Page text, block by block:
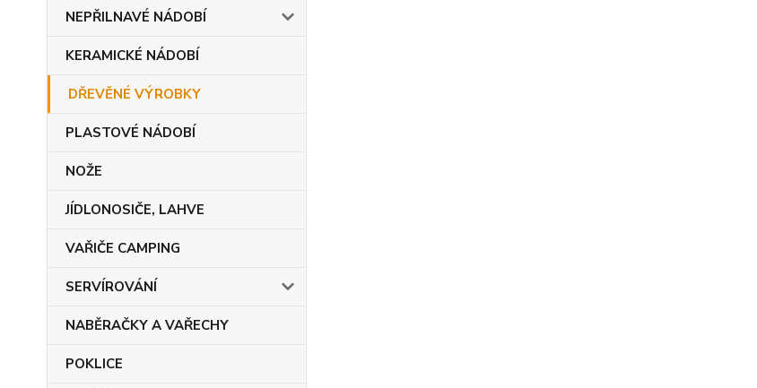
NEPŘILNAVÉ NÁDOBÍ
KERAMICKÉ NÁDOBÍ
DŘEVĚNÉ VÝROBKY
PLASTOVÉ NÁDOBÍ
NOŽE
JÍDLONOSIČE, LAHVE
VAŘIČE CAMPING
SERVÍROVÁNÍ
NABĚRAČKY A VAŘECHY
POKLICE